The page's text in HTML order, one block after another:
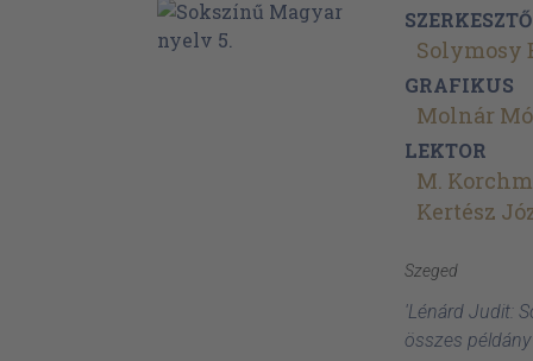
SZERKESZTŐ
Solymosy
GRAFIKUS
Molnár
LEKTOR
M.
Kertész
Szeged
'Lénárd Judit:
összes példány